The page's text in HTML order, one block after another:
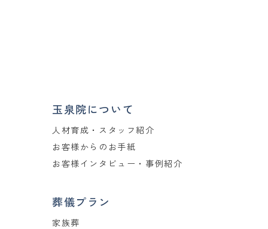
玉泉院について
人材育成・スタッフ紹介
お客様からのお手紙
お客様インタビュー・事例紹介
葬儀プラン
家族葬